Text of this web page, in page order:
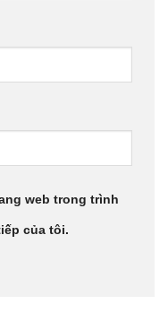
web trong trình
của tôi.